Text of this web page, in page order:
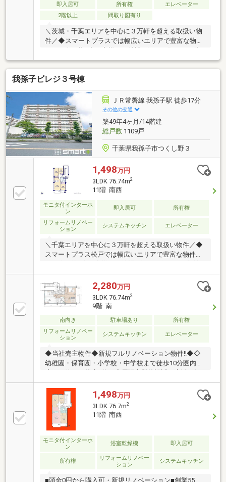
即入居可 所有権
エレベーター
2階以上
間取り図有り
＼茨城・千葉エリアを中心に３万軒を超える取扱い物
件／◆スマートプラスでは幅広いエリアで豊富な物件
をご紹介可能♪◆お客様のご希望に沿うお住まいも弊
社ならきっと見つかります！＼住宅ローンならお任せ
ください！最適な金融機関をご紹介いたします♪／◆
借入がある・転職したて・過去に金融事故があった・
他社様でダメだった・・・◆スマートプラスにぜひ一
度ご相談ください！通過実績多数ございます♪＼お客
様のご都合に合わせてご見学可能！送り迎えもご相談
ください♪／◆当日はもちろん、お仕事終わりの夜間
やスキマ時間など短時間でもご案内可能♪◆ご自宅や
最寄り駅などへのご送迎もお任せください！
我孫子ビレジ３号棟
ＪＲ常磐線 我孫子駅 徒歩17分
その他の交通
築49年4ヶ月/14階建
総戸数1109戸
千葉県我孫子市つくし野３
1,498万円
3LDK 76.74m2
11階 南西
モニタ付インターホ
ン
即入居可 所有権
リフォームリノベー
ション
システムキッチン エレベーター
＼千葉エリアを中心に３万軒を超える取扱い物件／◆
スマートプラス松戸では幅広いエリアで豊富な物件を
ご紹介可能♪◆お客様のご希望に沿うお住まいも弊社
ならきっと見つかります！＼住宅ローンならお任せく
ださい！最適な金融機関をご紹介いたします♪／◆借
入がある・転職したて・過去に金融事故があった・他
社様でダメだった・・・◆スマートプラス松戸にぜひ
一度ご相談ください！通過実績多数ございます♪＼お
客様のご都合に合わせてご見学可能！送り迎えもご相
談ください♪／◆当日はもちろん、お仕事終わりの夜
間やスキマ時間など短時間でもご案内可能♪◆ご自宅
や最寄り駅などへのご送迎もお任せください！
2,280万円
3LDK 76.74m2
9階 南
南向き 駐車場あり
所有権
リフォームリノベー
ション
システムキッチン エレベーター
◆当社売主物件◆新規フルリノベーション物件!!◆◇
幼稚園・保育園・小学校・中学校まで徒歩10分圏内！
利な立地！◎我孫子駅南口 徒歩１分◎晃南土地株式
会社にお任せください！「買う」よりも、「暮らす」
を大切に。晃南土地は、すまい探しのパートナーとし
て、あなたの想いに寄り添い、焦らず丁寧にサポート
します。我孫子で35年以上、“安心して暮らせる家”を
一緒に考えてきました。理想のすまいを、一緒に見つ
けましょう！晃南土地株式会社：電話番号【０４－７
１８２－６６６２】担当 山口【090-7182-3297】ま
でお問合せください
1,498万円
3LDK 76.7m2
11階 南西
モニタ付インターホ
ン
浴室乾燥機 即入居可
所有権
リフォームリノベー
ション
システムキッチン
■頭金0円から購入可・新規リノベーション■創業55